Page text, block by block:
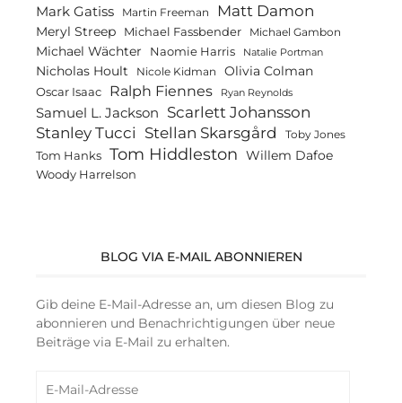
Mark Gatiss Martin Freeman Matt Damon
Meryl Streep Michael Fassbender Michael Gambon
Michael Wächter Naomie Harris Natalie Portman
Nicholas Hoult Nicole Kidman Olivia Colman
Oscar Isaac Ralph Fiennes Ryan Reynolds
Samuel L. Jackson Scarlett Johansson
Stanley Tucci Stellan Skarsgård Toby Jones
Tom Hanks Tom Hiddleston Willem Dafoe
Woody Harrelson
BLOG VIA E-MAIL ABONNIEREN
Gib deine E-Mail-Adresse an, um diesen Blog zu
abonnieren und Benachrichtigungen über neue
Beiträge via E-Mail zu erhalten.
Mail-